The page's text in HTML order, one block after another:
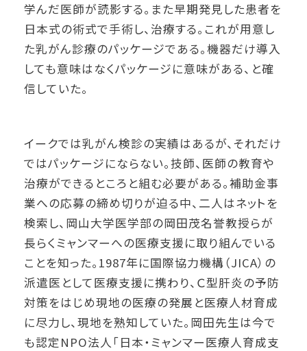
学んだ医師が読影する。また早期発見した患者を
日本式の術式で手術し、治療する。これが用意し
た乳がん診療のパッケージである。機器だけ導入
しても意味はなくパッケージに意味がある、と確
信していた。
イークでは乳がん検診の実績はあるが、それだけ
ではパッケージにならない。技師、医師の教育や
治療ができるところと組む必要がある。補助金事
業への応募の締め切りが迫る中、二人はネットを
検索し、岡山大学医学部の岡田茂名誉教授らが
長らくミャンマーへの医療支援に取り組んでいる
ことを知った。1987年に国際協力機構（JICA）の
派遣医として医療支援に携わり、Ｃ型肝炎の予防
対策をはじめ現地の医療の発展と医療人材育成
に尽力し、現地を熟知していた。岡田先生は今で
も認定NPO法人「日本・ミャンマー医療人育成支